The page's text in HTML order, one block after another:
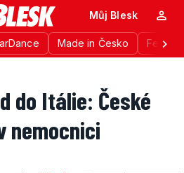
Made in Česko
Můj Blesk
do Itálie: České
nemocnici